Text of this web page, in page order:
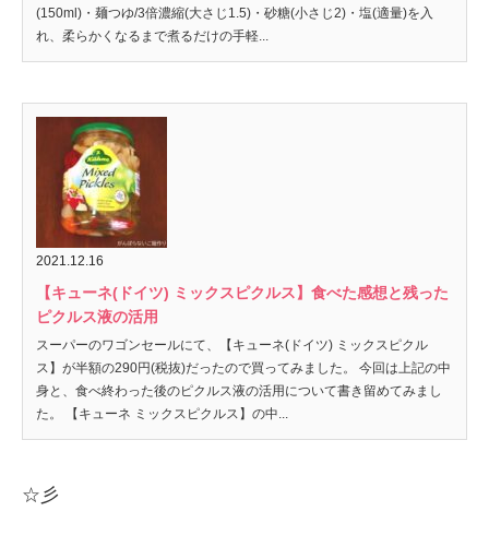
(150ml)・麺つゆ/3倍濃縮(大さじ1.5)・砂糖(小さじ2)・塩(適量)を入
れ、柔らかくなるまで煮るだけの手軽...
2021.12.16
【キューネ(ドイツ) ミックスピクルス】食べた感想と残った
ピクルス液の活用
スーパーのワゴンセールにて、【キューネ(ドイツ) ミックスピクル
ス】が半額の290円(税抜)だったので買ってみました。 今回は上記の中
身と、食べ終わった後のピクルス液の活用について書き留めてみまし
た。 【キューネ ミックスピクルス】の中...
☆彡